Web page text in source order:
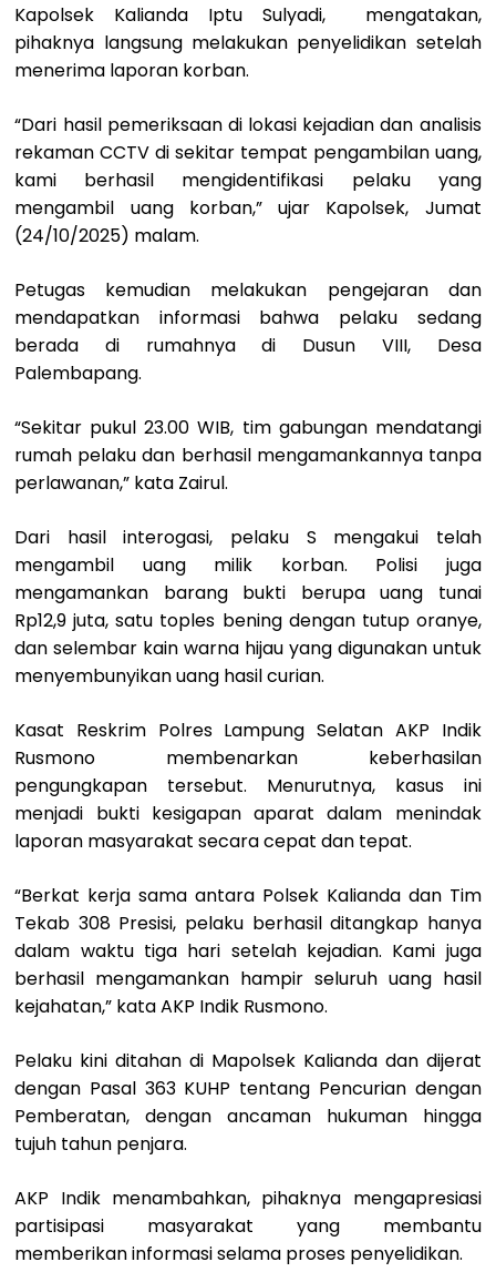
Kapolsek Kalianda Iptu Sulyadi, mengatakan,
pihaknya langsung melakukan penyelidikan setelah
menerima laporan korban.
“Dari hasil pemeriksaan di lokasi kejadian dan analisis
rekaman CCTV di sekitar tempat pengambilan uang,
kami berhasil mengidentifikasi pelaku yang
mengambil uang korban,” ujar Kapolsek, Jumat
(24/10/2025) malam.
Petugas kemudian melakukan pengejaran dan
mendapatkan informasi bahwa pelaku sedang
berada di rumahnya di Dusun VIII, Desa
Palembapang.
“Sekitar pukul 23.00 WIB, tim gabungan mendatangi
rumah pelaku dan berhasil mengamankannya tanpa
perlawanan,” kata Zairul.
Dari hasil interogasi, pelaku S mengakui telah
mengambil uang milik korban. Polisi juga
mengamankan barang bukti berupa uang tunai
Rp12,9 juta, satu toples bening dengan tutup oranye,
dan selembar kain warna hijau yang digunakan untuk
menyembunyikan uang hasil curian.
Kasat Reskrim Polres Lampung Selatan AKP Indik
Rusmono membenarkan keberhasilan
pengungkapan tersebut. Menurutnya, kasus ini
menjadi bukti kesigapan aparat dalam menindak
laporan masyarakat secara cepat dan tepat.
“Berkat kerja sama antara Polsek Kalianda dan Tim
Tekab 308 Presisi, pelaku berhasil ditangkap hanya
dalam waktu tiga hari setelah kejadian. Kami juga
berhasil mengamankan hampir seluruh uang hasil
kejahatan,” kata AKP Indik Rusmono.
Pelaku kini ditahan di Mapolsek Kalianda dan dijerat
dengan Pasal 363 KUHP tentang Pencurian dengan
Pemberatan, dengan ancaman hukuman hingga
tujuh tahun penjara.
AKP Indik menambahkan, pihaknya mengapresiasi
partisipasi masyarakat yang membantu
memberikan informasi selama proses penyelidikan.